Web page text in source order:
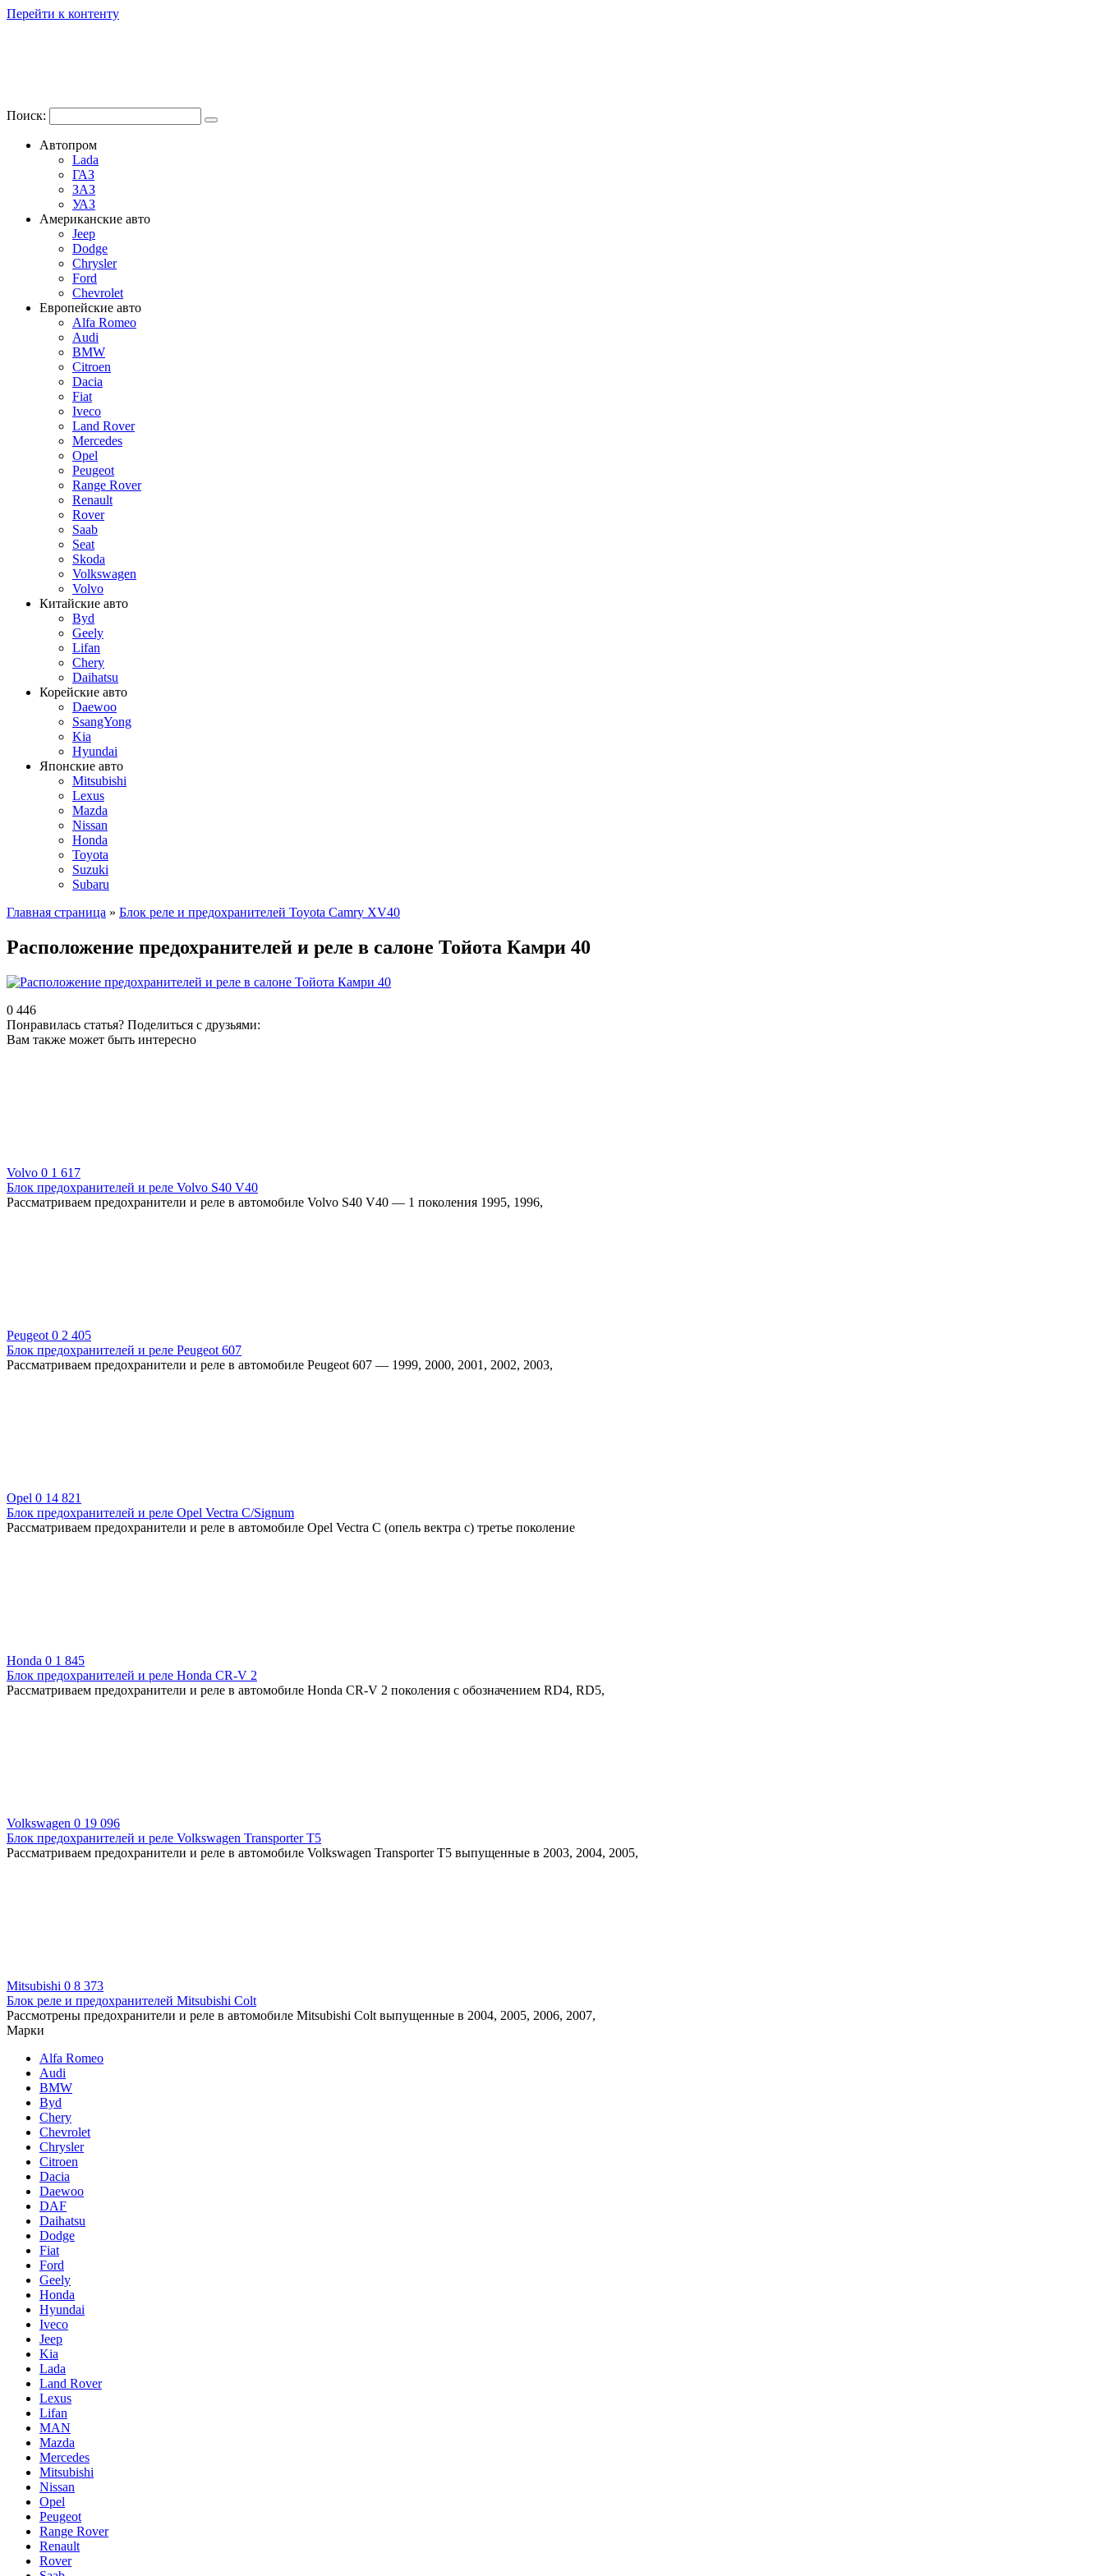
Перейти к контенту
Поиск:
Автопром
Lada
ГАЗ
ЗАЗ
УАЗ
Американские авто
Jeep
Dodge
Chrysler
Ford
Chevrolet
Европейские авто
Alfa Romeo
Audi
BMW
Citroen
Dacia
Fiat
Iveco
Land Rover
Mercedes
Opel
Peugeot
Range Rover
Renault
Rover
Saab
Seat
Skoda
Volkswagen
Volvo
Китайские авто
Byd
Geely
Lifan
Chery
Daihatsu
Корейские авто
Daewoo
SsangYong
Kia
Hyundai
Японские авто
Mitsubishi
Lexus
Mazda
Nissan
Honda
Toyota
Suzuki
Subaru
Главная страница » Блок реле и предохранителей Toyota Camry XV40
Расположение предохранителей и реле в салоне Тойота Камри 40
0 446
Понравилась статья? Поделиться с друзьями:
Вам также может быть интересно
Volvo 0 1 617
Блок предохранителей и реле Volvo S40 V40
Рассматриваем предохранители и реле в автомобиле Volvo S40 V40 — 1 поколения 1995, 1996,
Peugeot 0 2 405
Блок предохранителей и реле Peugeot 607
Рассматриваем предохранители и реле в автомобиле Peugeot 607 — 1999, 2000, 2001, 2002, 2003,
Opel 0 14 821
Блок предохранителей и реле Opel Vectra C/Signum
Рассматриваем предохранители и реле в автомобиле Opel Vectra C (опель вектра с) третье поколение
Honda 0 1 845
Блок предохранителей и реле Honda CR-V 2
Рассматриваем предохранители и реле в автомобиле Honda CR-V 2 поколения с обозначением RD4, RD5,
Volkswagen 0 19 096
Блок предохранителей и реле Volkswagen Transporter T5
Рассматриваем предохранители и реле в автомобиле Volkswagen Transporter T5 выпущенные в 2003, 2004, 2005,
Mitsubishi 0 8 373
Блок реле и предохранителей Mitsubishi Colt
Рассмотрены предохранители и реле в автомобиле Mitsubishi Colt выпущенные в 2004, 2005, 2006, 2007,
Марки
Alfa Romeo
Audi
BMW
Byd
Chery
Chevrolet
Chrysler
Citroen
Dacia
Daewoo
DAF
Daihatsu
Dodge
Fiat
Ford
Geely
Honda
Hyundai
Iveco
Jeep
Kia
Lada
Land Rover
Lexus
Lifan
MAN
Mazda
Mercedes
Mitsubishi
Nissan
Opel
Peugeot
Range Rover
Renault
Rover